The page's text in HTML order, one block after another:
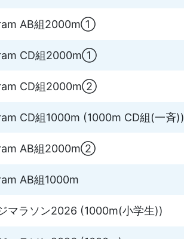
AB組2000m①
CD組2000m①
CD組2000m②
CD組1000m (1000m CD組(一斉))
AB組2000m②
AB組1000m
マラソン2026 (1000m(小学生))